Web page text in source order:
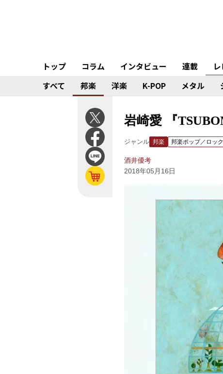
トップ コラム インタビュー 連載
すべて
邦楽 洋楽 K-POP メタル
岩崎愛 『
ジャンル 邦楽 邦楽ポップ／ロック
酒井優考
2018年05月16日